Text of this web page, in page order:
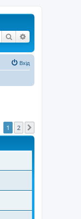
Пошук
Вхід
1 2